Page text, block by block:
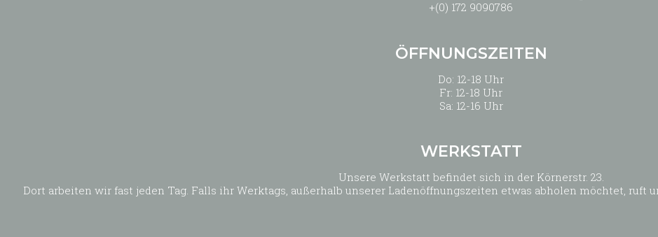
+(0) 172 9090786
ÖFFNUNGSZEITEN
Do: 12-18 Uhr
Fr: 12-18 Uhr
Sa: 12-16 Uhr
WERKSTATT
Unsere Werkstatt befindet sich in der Körnerstr. 23.
Dort arbeiten wir fast jeden Tag. Falls ihr Werktags, außerhalb unserer Ladenöffnungszeiten etwas abholen möchtet, ruft